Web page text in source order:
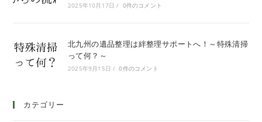
2025年10月17日 / 0件のコメント
北九州の遺品整理は絆整理サポートへ！～特殊清掃
って何？～
2025年9月15日 / 0件のコメント
カテゴリー